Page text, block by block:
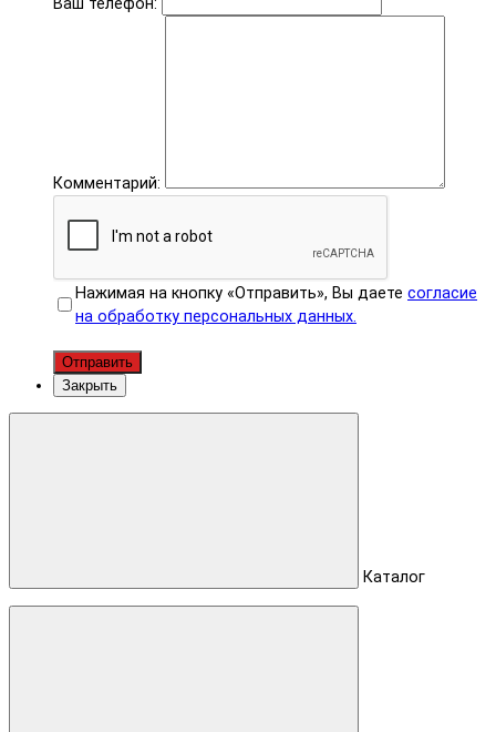
Ваш телефон:
Комментарий:
Нажимая на кнопку «Отправить», Вы даете согласие
на обработку персональных данных.
Отправить
Закрыть
Каталог